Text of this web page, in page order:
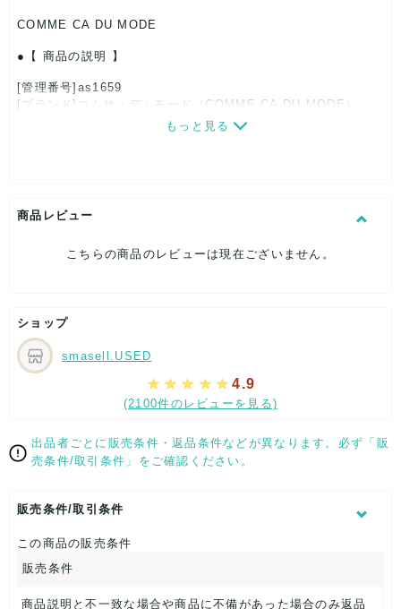
COMME CA DU MODE
【 商品の説明 】
[管理番号]as1659
[ブランド]コムサ・デ・モード（COMME CA DU MODE）
ブリッジ：約2cm
[付属品]ケース
目立った傷や汚れなし
ダメージがある場合はできる限り、撮影しておりますので、
ご確認下さいませ。
[状態追記]レンズ度無し/レンズカラー ピンク系/やや歪み有
テンプル：約13cm
ケース
もっと見る
商品レビュー
こちらの商品のレビューは現在ございません。
ショップ
smasell.USED
4.9
(2100件のレビューを見る)
出品者ごとに販売条件・返品条件などが異なります。必ず「販
売条件/取引条件」をご確認ください。
販売条件/取引条件
この商品の販売条件
販売条件
商品説明と不一致な場合や商品に不備があった場合のみ返品